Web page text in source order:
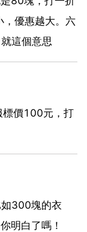
，優惠越大。六
這個意思
價100元，打
300塊的衣
明白了嗎！